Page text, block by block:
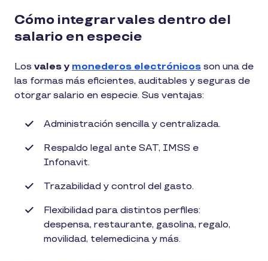
Cómo integrar vales dentro del
salario en especie
Los vales y monederos electrónicos son una de
las formas más eficientes, auditables y seguras de
otorgar salario en especie. Sus ventajas:
Administración sencilla y centralizada.
Respaldo legal ante SAT, IMSS e
Infonavit.
Trazabilidad y control del gasto.
Flexibilidad para distintos perfiles:
despensa, restaurante, gasolina, regalo,
movilidad, telemedicina y más.